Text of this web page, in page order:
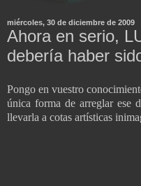
miércoles, 30 de diciembre de 2009
Ahora en serio,
debería haber
Pongo en vuestro
única forma de arreglar ese
llevarla a cotas artísticas